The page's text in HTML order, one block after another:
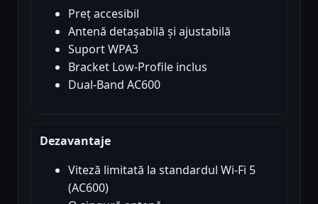
Preț accesibil
Antenă detașabilă și ajustabilă
Suport WPA3
Bracket Low-Profile inclus
Dual-Band AC600
Dezavantaje
Viteză limitată la standardul Wi-Fi 5
(AC600)